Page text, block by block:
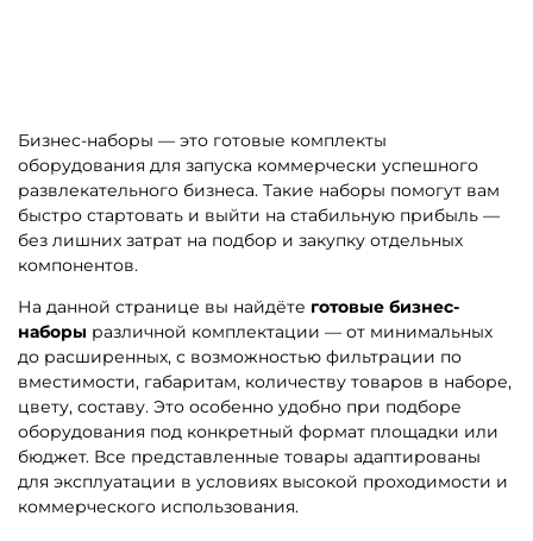
Бизнес-наборы — это готовые комплекты
оборудования для запуска коммерчески успешного
развлекательного бизнеса. Такие наборы помогут вам
быстро стартовать и выйти на стабильную прибыль —
без лишних затрат на подбор и закупку отдельных
компонентов.
На данной странице вы найдёте готовые бизнес-
наборы различной комплектации — от минимальных
до расширенных, с возможностью фильтрации по
вместимости, габаритам, количеству товаров в наборе,
цвету, составу. Это особенно удобно при подборе
оборудования под конкретный формат площадки или
бюджет. Все представленные товары адаптированы
для эксплуатации в условиях высокой проходимости и
коммерческого использования.